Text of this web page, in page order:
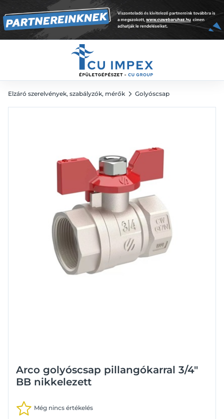
Elzáró szerelvények, szabályzók, mérők Golyóscsap
Arco golyóscsap pillangókarral 3/4"
BB nikkelezett
Még nincs értékelés
2 525 Ft